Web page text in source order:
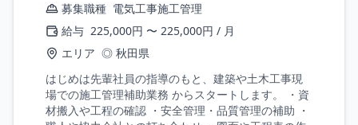
募集職種 電気工事施工管理
給与 225,000円 〜 225,000円 / 月
エリア ◎ 秋田県
はじめは先輩社員の指導のもと、建築や土木工事現
場での施工管理補助業務 からスタートします。 ・資
材搬入や工程の確認 ・安全管理・品質管理の補助 ・